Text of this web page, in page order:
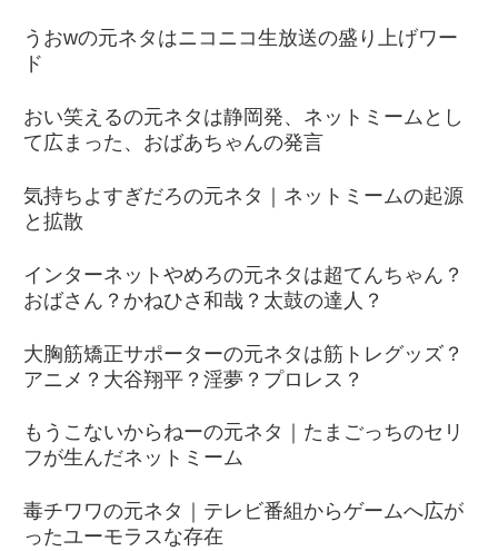
うおwの元ネタはニコニコ生放送の盛り上げワー
ド
おい笑えるの元ネタは静岡発、ネットミームとし
て広まった、おばあちゃんの発言
気持ちよすぎだろの元ネタ｜ネットミームの起源
と拡散
インターネットやめろの元ネタは超てんちゃん？
おばさん？かねひさ和哉？太鼓の達人？
大胸筋矯正サポーターの元ネタは筋トレグッズ？
アニメ？大谷翔平？淫夢？プロレス？
もうこないからねーの元ネタ｜たまごっちのセリ
フが生んだネットミーム
毒チワワの元ネタ｜テレビ番組からゲームへ広が
ったユーモラスな存在